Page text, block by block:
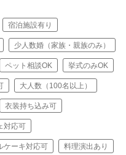
宿泊施設有り
少人数婚（家族・親族のみ）
ペット相談OK 挙式のみOK
大人数（100名以上）
衣装持ち込み可
対応可
ケーキ対応可 料理演出あり